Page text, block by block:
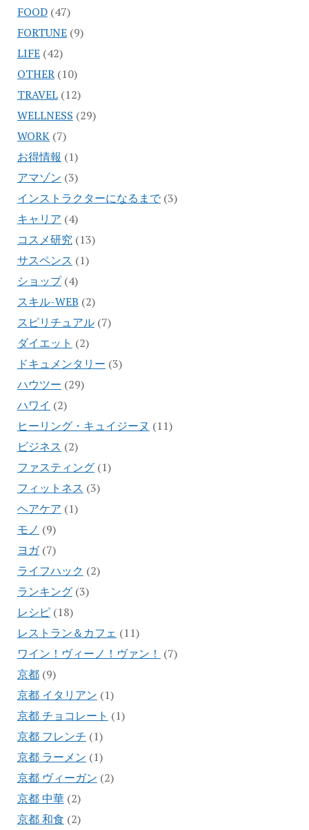
FOOD(47)
FORTUNE(9)
LIFE(42)
OTHER(10)
TRAVEL(12)
WELLNESS (29)
WORK(7)
お得情報 (1)
アマゾン (3)
インストラクターになるまで(3)
キャリア (4)
コスメ研究(13)
サスペンス (1)
ショップ(4)
スキル-WEB (2)
スピリチュアル(7)
ダイエット (2)
ドキュメンタリー (3)
ハウツー (29)
ハワイ (2)
ヒーリング・キュイジーヌ (11)
ビジネス (2)
ファスティング(1)
フィットネス (3)
ヘアケア (1)
モノ (9)
ヨガ(7)
ライフハック (2)
ランキング(3)
レシピ(18)
レストラン＆カフェ (11)
ワイン！ヴィーノ！ヴァン！ (7)
京都(9)
京都 イタリアン (1)
京都 チョコレート (1)
京都 フレンチ (1)
京都 ラーメン (1)
京都 ヴィーガン (2)
京都 中華(2)
京都 和食 (2)